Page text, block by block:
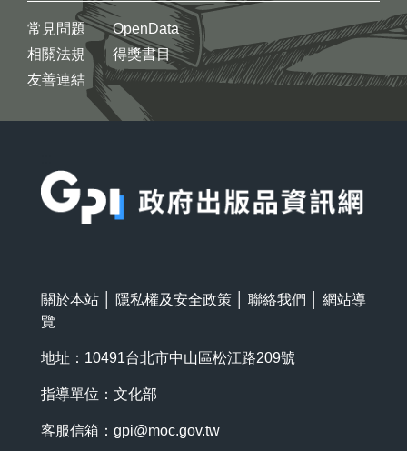
常見問題
相關法規
友善連結
OpenData
得獎書目
關於本站 隱私權及安全政策 聯絡我們
網站導
覽
地址：10491台北市中山區松江路209號
指導單位：文化部
客服信箱： gpi@moc.gov.tw